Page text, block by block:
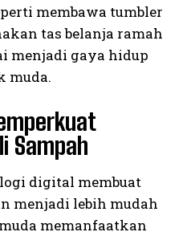
membawa tumbler
tas belanja ramah
menjadi gaya hidup
muda.
Sampah
digital membuat
menjadi lebih mudah
memanfaatkan